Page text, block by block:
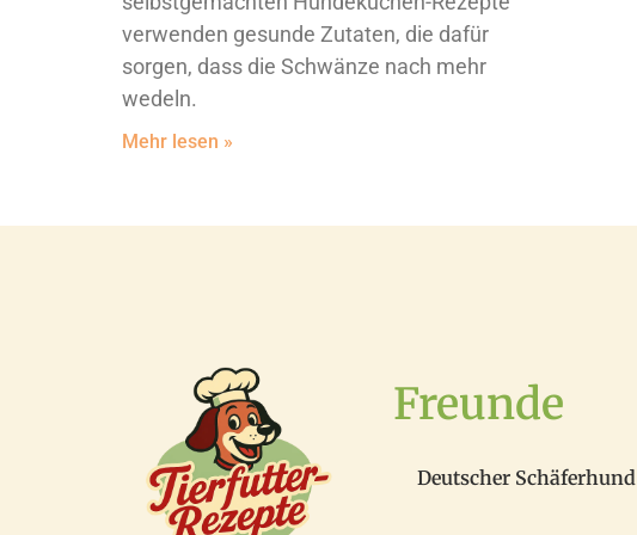
verwenden gesunde Zutaten, die dafür
sorgen, dass die Schwänze nach mehr
wedeln.
Mehr lesen »
Freunde
Deutscher Schäferhund